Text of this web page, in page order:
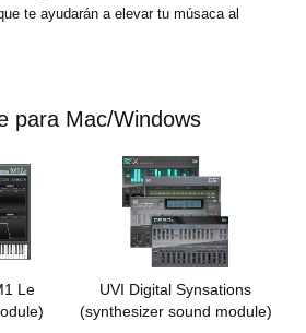
te ayudarán a elevar tu músaca al
para Mac/Windows
Le
UVI Digital Synsations
(synthesizer sound module)